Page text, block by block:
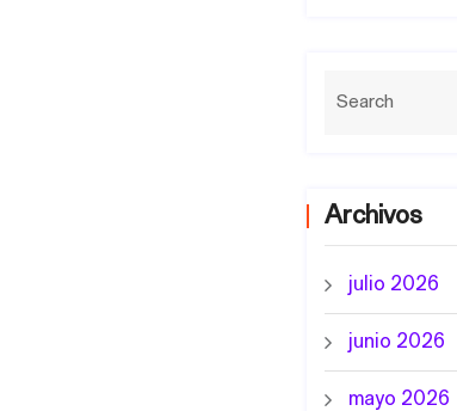
Archivos
julio 2026
junio 2026
mayo 2026